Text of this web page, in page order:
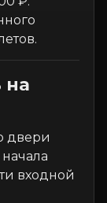
на
двери
входной